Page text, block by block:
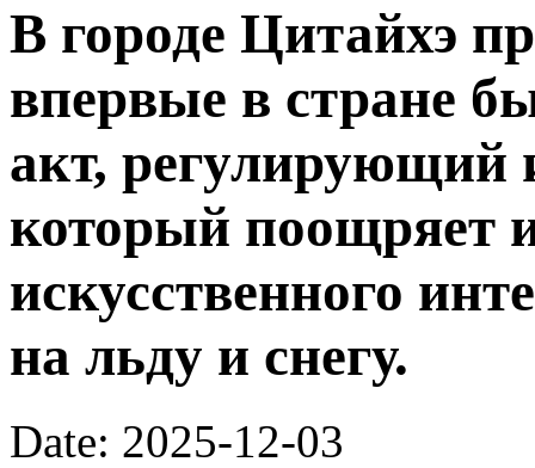
В городе Цитайхэ
впервые в стране
акт, регулирующий
который поощряет
искусственного
на льду и снегу.
Date: 2025-12-03